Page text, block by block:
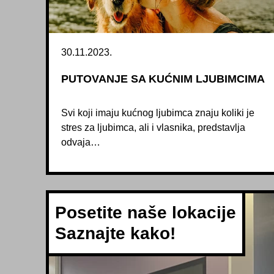
30.11.2023.
PUTOVANJE SA KUĆNIM LJUBIMCIMA
Svi koji imaju kućnog ljubimca znaju koliki je
stres za ljubimca, ali i vlasnika, predstavlja
odvaja…
Posetite naše lokacije
Saznajte kako!